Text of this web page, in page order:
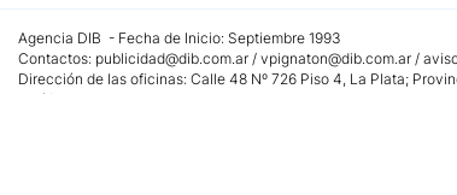
Agencia DIB - Fecha de Inicio: Septiembre 1993
Contactos: publicidad@dib.com.ar / vpignaton@dib.com.ar /
Dirección de las oficinas: Calle 48 Nº 726 Piso 4, La Plata;
Teléfono: +5492215022421 - Whatsapp: +5492215031783